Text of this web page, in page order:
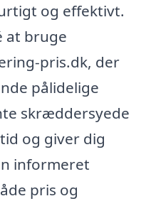
og effektivt.
at bruge
pris.dk, der
pålidelige
skræddersyede
og giver dig
informeret
pris og